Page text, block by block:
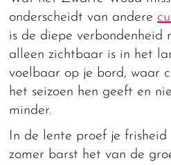
onderscheidt van andere
is de diepe verbondenheid
alleen zichtbaar is in het
voelbaar op je bord, waar
het seizoen hen geeft en
minder.
In de lente proef je
zomer barst het van de